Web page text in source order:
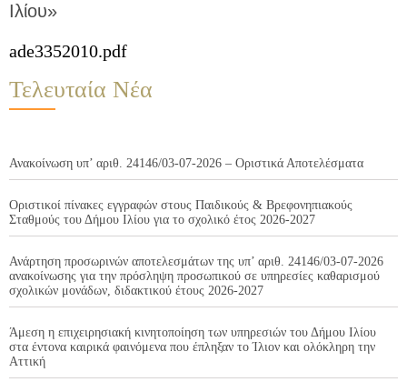
Ιλίου»
ade3352010.pdf
Τελευταία Νέα
Ανακοίνωση υπ’ αριθ. 24146/03-07-2026 – Οριστικά Αποτελέσματα
Οριστικοί πίνακες εγγραφών στους Παιδικούς & Βρεφονηπιακούς
Σταθμούς του Δήμου Ιλίου για το σχολικό έτος 2026-2027
Ανάρτηση προσωρινών αποτελεσμάτων της υπ’ αριθ. 24146/03-07-2026
ανακοίνωσης για την πρόσληψη προσωπικού σε υπηρεσίες καθαρισμού
σχολικών μονάδων, διδακτικού έτους 2026-2027
Άμεση η επιχειρησιακή κινητοποίηση των υπηρεσιών του Δήμου Ιλίου
στα έντονα καιρικά φαινόμενα που έπληξαν το Ίλιον και ολόκληρη την
Αττική